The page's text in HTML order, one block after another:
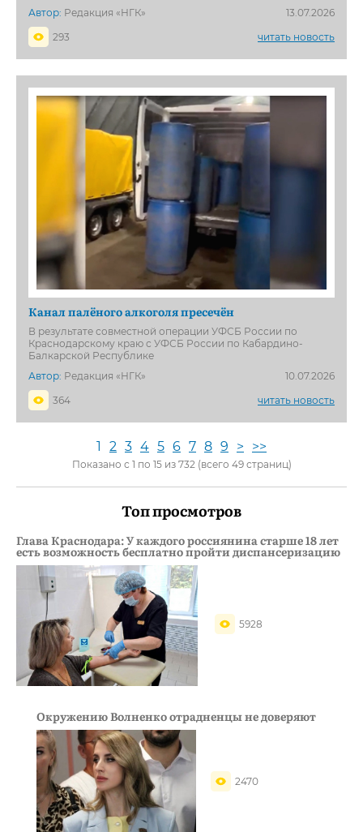
Автор: Редакция «НГК»
13.07.2026
293
читать новость
Канал палёного алкоголя пресечён
В результате совместной операции УФСБ России по
Краснодарскому краю с УФСБ России по Кабардино-
Балкарской Республике
Автор: Редакция «НГК»
10.07.2026
364
читать новость
1 2 3 4 5 6 7 8 9 > >>
Показано с 1 по 15 из 732 (всего 49 страниц)
Топ просмотров
Глава Краснодара: У каждого россиянина старше 18 лет
есть возможность бесплатно пройти диспансеризацию
5928
Окружению Волненко отрадненцы не доверяют
2470